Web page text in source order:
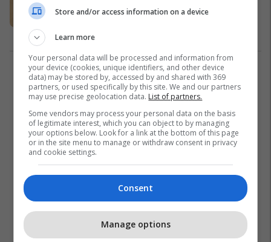
radarëve mbrojtës të SHBA-së në
Azia
1
Store and/or access information on a device
Learn more
Your personal data will be processed and information from
your device (cookies, unique identifiers, and other device
data) may be stored by, accessed by and shared with 369
partners, or used specifically by this site. We and our partners
may use precise geolocation data. List of partners.
Some vendors may process your personal data on the basis
of legitimate interest, which you can object to by managing
your options below. Look for a link at the bottom of this page
or in the site menu to manage or withdraw consent in privacy
and cookie settings.
Consent
Manage options